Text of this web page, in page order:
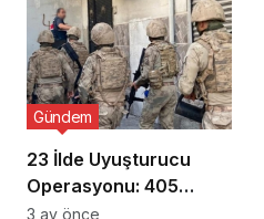
23 İlde Uyuşturucu
Operasyonu: 405
Gözaltı!
Gündem
3 ay önce